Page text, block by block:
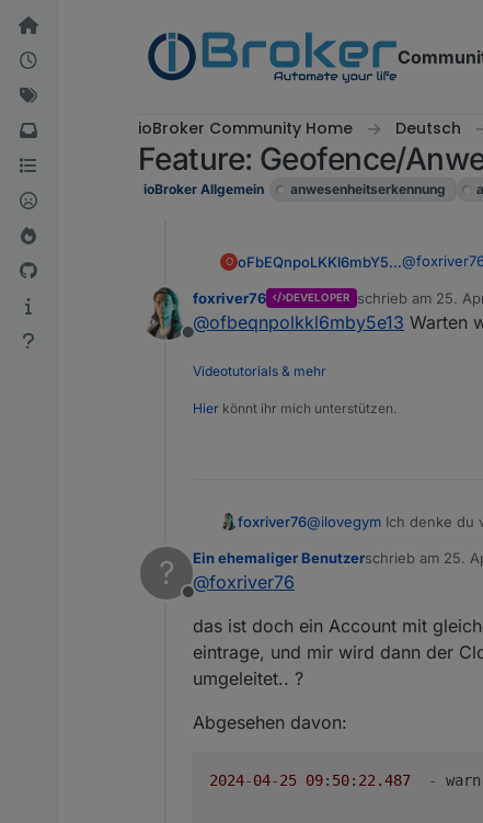
Weiter zum Inhalt
ioBroker Community Home Deutsch
Feature: Geofence/
ioBroker Allgemein anwesenheitserkennung
O oFbEQnpoLKKl6mbY5e13@
Es werden
SSID.
Offline
foxriver76 DEVELOPER schrieb am 25.
zuletzt editiert von
@ofbeqnpolkkl6mby5e13 Warten
Videotutorials & mehr
Hier könnt ihr mich unterstützen.
foxriver76@ilovegym Ich denke du
?
Offline
Ein ehemaliger Benutzerschrieb am 25.
zuletzt editiert
@foxriver76
das ist doch ein Account mit
eintrage, und mir wird dann der
umgeleitet.. ?
Abgesehen davon:
2024-04-25 09: 50: 22.487 -